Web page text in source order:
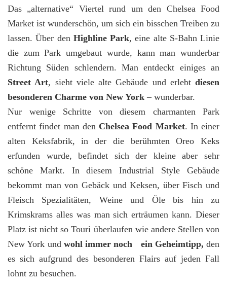
Das „alternative“ Viertel rund um den Chelsea Food
Market ist wunderschön, um sich ein bisschen Treiben zu
lassen. Über den Highline Park, eine alte S-Bahn Linie
die zum Park umgebaut wurde, kann man wunderbar
Richtung Süden schlendern. Man entdeckt einiges an
Street Art, sieht viele alte Gebäude und erlebt diesen
besonderen Charme von New York – wunderbar.
Nur wenige Schritte von diesem charmanten Park
entfernt findet man den Chelsea Food Market. In einer
alten Keksfabrik, in der die berühmten Oreo Keks
erfunden wurde, befindet sich der kleine aber sehr
schöne Markt. In diesem Industrial Style Gebäude
bekommt man von Gebäck und Keksen, über Fisch und
Fleisch Spezialitäten, Weine und Öle bis hin zu
Krimskrams alles was man sich erträumen kann. Dieser
Platz ist nicht so Touri überlaufen wie andere Stellen von
New York und wohl immer noch ein Geheimtipp, den
es sich aufgrund des besonderen Flairs auf jeden Fall
lohnt zu besuchen.